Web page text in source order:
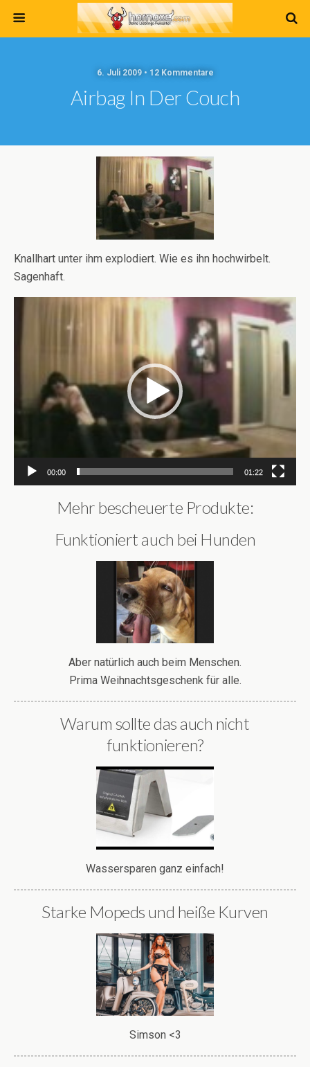
6. Juli 2009 • 12 Kommentare
Airbag In Der Couch
Knallhart unter ihm explodiert. Wie es ihn hochwirbelt.
Sagenhaft.
00:00 01:22
Mehr bescheuerte Produkte:
Funktioniert auch bei Hunden
Aber natürlich auch beim Menschen.
Prima Weihnachtsgeschenk für alle.
Warum sollte das auch nicht
funktionieren?
Wassersparen ganz einfach!
Starke Mopeds und heiße Kurven
Simson <3